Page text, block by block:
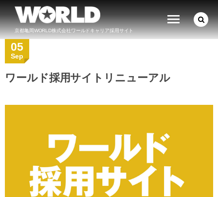
京都亀岡WORLD株式会社ワールドキャリア採用サイト
05
Sep
ワールド採用サイトリニューアル